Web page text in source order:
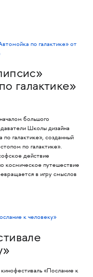
галактике»
большого
Школы дизайна
галактике», созданный
по галактике».
действие
космическое путешествие
в игру смыслов
«Послание к